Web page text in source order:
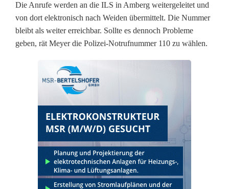
e
l
d
Die Anrufe werden an die ILS in Amberg weitergeleitet und
von dort elektronisch nach Weiden übermittelt. Die Nummer
bleibt als weiter erreichbar. Sollte es dennoch Probleme
geben, rät Meyer die Polizei-Notrufnummer 110 zu wählen.